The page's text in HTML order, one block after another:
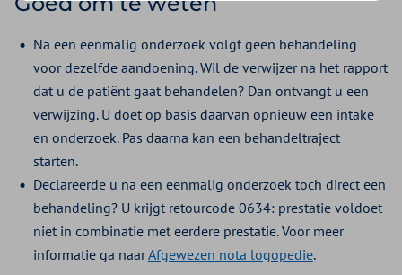
Na een eenmalig onderzoek volgt geen behandeling
voor dezelfde aandoening. Wil de verwijzer na het rapport
dat u de patiënt gaat behandelen? Dan ontvangt u een
verwijzing. U doet op basis daarvan opnieuw een intake
en onderzoek. Pas daarna kan een behandeltraject
starten.
Declareerde u na een eenmalig onderzoek toch direct een
behandeling? U krijgt retourcode 0634: prestatie voldoet
niet in combinatie met eerdere prestatie. Voor meer
informatie ga naarAfgewezen nota logopedie.